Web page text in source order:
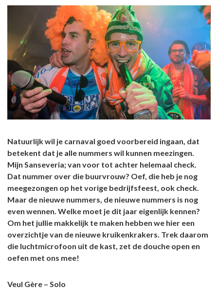
Natuurlijk wil je carnaval goed voorbereid ingaan, dat
betekent dat je alle nummers wil kunnen meezingen.
Mijn Sanseveria; van voor tot achter helemaal check.
Dat nummer over die buurvrouw? Oef, die heb je nog
meegezongen op het vorige bedrijfsfeest, ook check.
Maar de nieuwe nummers, de nieuwe nummers is nog
even wennen. Welke moet je dit jaar eigenlijk kennen?
Om het jullie makkelijk te maken hebben we hier een
overzichtje van de nieuwe kruikenkrakers. Trek daarom
die luchtmicrofoon uit de kast, zet de douche open en
oefen met ons mee!
Veul Gère – Solo